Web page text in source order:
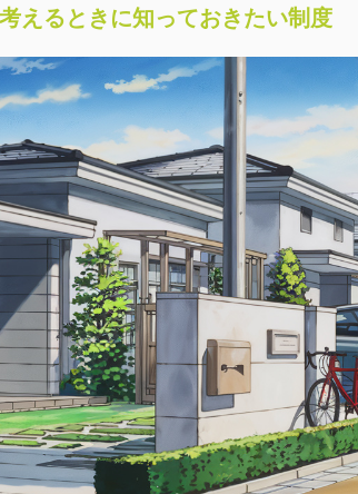
えるときに知っておきたい制度